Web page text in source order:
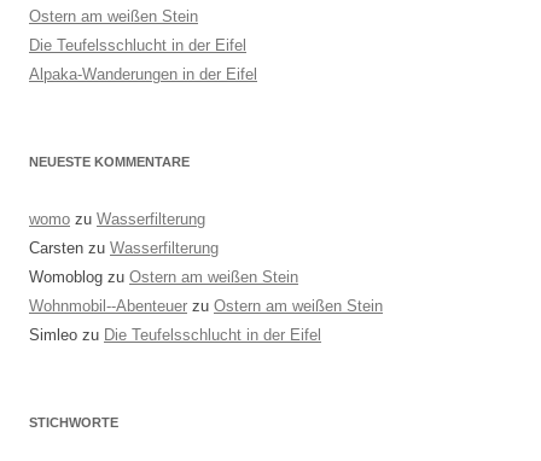
Ostern am weißen Stein
Die Teufelsschlucht in der Eifel
Alpaka-Wanderungen in der Eifel
NEUESTE KOMMENTARE
womo zu Wasserfilterung
Carsten zu Wasserfilterung
Womoblog zu Ostern am weißen Stein
Wohnmobil--Abenteuer zu Ostern am weißen Stein
Simleo zu Die Teufelsschlucht in der Eifel
STICHWORTE